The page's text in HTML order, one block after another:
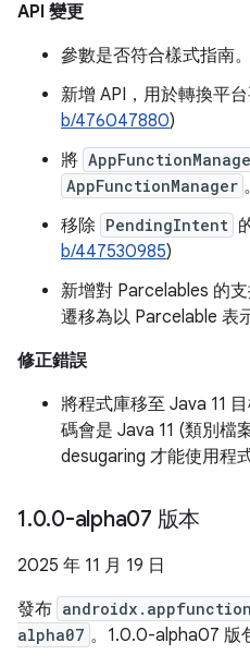
API 變更
參數是否符合樣式指南
新增 API，用於轉換平
b/476047880)
將
AppFunctionManager
移除 PendingIntent
b/447530985)
新增對 Parcelables 的
遷移為以 Parcelable 表
修正錯誤
將程式庫移至 Java 11
碼會是 Java 11 (類別檔
desugaring 才能使用程
1.0.0-alpha07 版本
2025 年 11 月 19 日
發布
alpha07 。1.0.0-alpha07 版